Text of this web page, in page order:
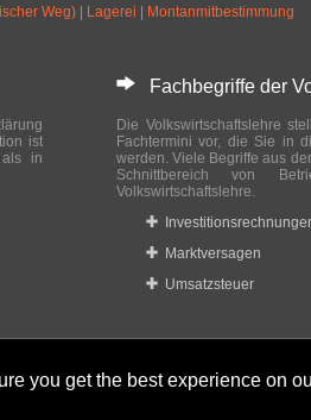
you get the best experience on
Weg) Lagerei Montanmitbestimmung
ist
als in
Fachbegriffe der
Die Volkswirtschaftslehre
Fachtermini vor, die Sie in
werden. Viele Begriffe aus
Schnittbereich von
Volkswirtschaftslehre.
Marktversagen
Umsatzsteuer